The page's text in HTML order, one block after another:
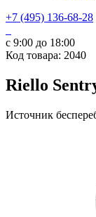
+7 (495) 136-68-28
с 9:00 до 18:00
Код товара: 2040
Riello
Источник